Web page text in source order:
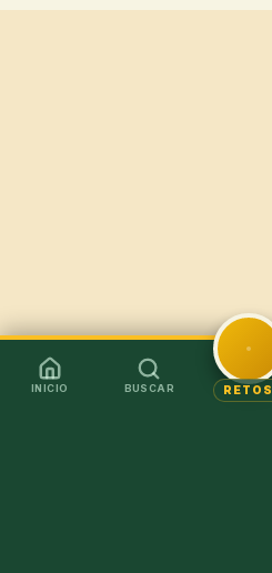
INICIO BUSCAR RETOS